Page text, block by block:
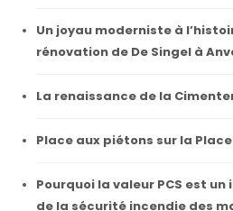
Un joyau moderniste à
rénovation de De Singel à
La renaissance de la
Place aux piétons sur la
Pourquoi la valeur PCS est
de la sécurité incendie des